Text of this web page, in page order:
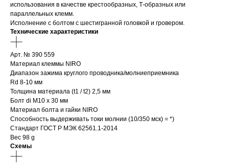
использования в качестве крестообразных, Т-образных или
параллельных клемм.
Исполнение с болтом с шестигранной головкой и гровером.
Технические характеристики
Арт. № 390 559
Материал клеммы NIRO
Диапазон зажима круглого проводника/молниеприемника
Rd 8-10 мм
Толщина материала (t1 / t2) 2,5 мм
Болт di M10 x 30 мм
Материал болта и гайки NIRO
Способность выдерживать токи молнии (10/350 мск) = *)
Стандарт ГОСТ Р МЭК 62561.1-2014
Вес 98 g
Схемы